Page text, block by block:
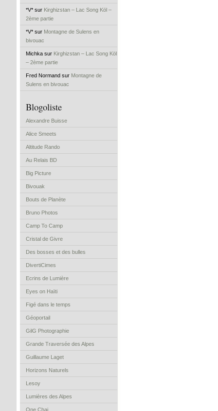
*V* sur Kirghizstan – Lac Song Köl –
2ème partie
*V* sur Montagne de Sulens en
bivouac
Michka sur Kirghizstan – Lac Song Köl
– 2ème partie
Fred Normand sur Montagne de
Sulens en bivouac
Blogoliste
Alexandre Buisse
Alice Smeets
Altitude Rando
Au Relais BD
Big Picture
Bivouak
Bouts de Planète
Bruno Photos
Camp To Camp
Cristal de Givre
Des bosses et des bulles
DivertiCimes
Ecrins de Lumière
Eyes on Haïti
Figé dans le temps
Géoportail
GilG Photographie
Grande Traversée des Alpes
Guillaume Laget
Horizons Naturels
Lesoy
Lumières des Alpes
One Chai